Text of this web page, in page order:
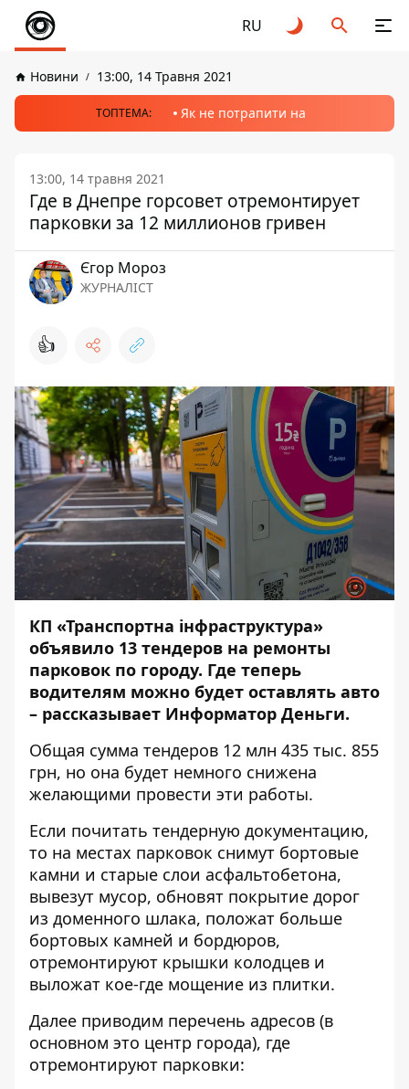
RU
Новини 13:00, 14 Травня 2021
ТОПТЕМА: Як не потрапити на
13:00, 14 травня 2021
Где в Днепре горсовет отремонтирует
парковки за 12 миллионов гривен
Єгор Мороз
ЖУРНАЛІСТ
👍
КП «Транспортна інфраструктура»
объявило 13 тендеров на ремонты
парковок по городу. Где теперь
водителям можно будет оставлять авто
– рассказывает Информатор Деньги.
Общая сумма тендеров 12 млн 435 тыс. 855
грн, но она будет немного снижена
желающими провести эти работы.
Если почитать тендерную документацию,
то на местах парковок снимут бортовые
камни и старые слои асфальтобетона,
вывезут мусор, обновят покрытие дорог
из доменного шлака, положат больше
бортовых камней и бордюров,
отремонтируют крышки колодцев и
выложат кое-где мощение из плитки.
Далее приводим перечень адресов (в
основном это центр города), где
отремонтируют парковки: